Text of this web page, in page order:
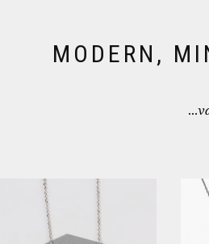
MODERN,